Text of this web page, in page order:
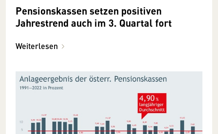
Pensionskassen setzen positiven
Jahrestrend auch im 3. Quartal fort
Weiterlesen